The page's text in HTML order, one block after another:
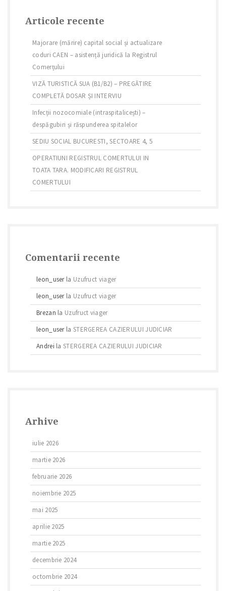
Articole recente
Majorare (mărire) capital social și actualizare
coduri CAEN – asistență juridică la Registrul
Comerțului
VIZĂ TURISTICĂ SUA (B1/B2) – PREGĂTIRE
COMPLETĂ DOSAR ȘI INTERVIU
Infecții nozocomiale (intraspitalicești) –
despăgubiri și răspunderea spitalelor
SEDIU SOCIAL BUCURESTI, SECTOARE 4, 5
OPERATIUNI REGISTRUL COMERTULUI IN
TOATA TARA. MODIFICARI REGISTRUL
COMERTULUI
Comentarii recente
leon_userla Uzufruct viager
leon_userla Uzufruct viager
Brezan la Uzufruct viager
leon_userla STERGEREA CAZIERULUI JUDICIAR
Andrei laSTERGEREA CAZIERULUI JUDICIAR
Arhive
iulie 2026
martie 2026
februarie 2026
noiembrie 2025
mai 2025
aprilie 2025
martie 2025
decembrie 2024
octombrie 2024